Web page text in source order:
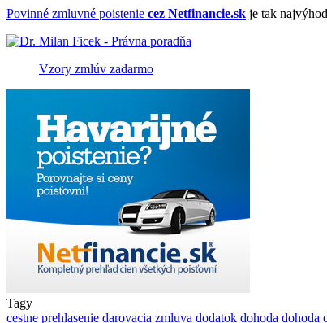
Povinné zmluvné poistenie cez Netfinancie.sk je tak
Vzory zmlúv zadarmo
Tagy
cestne prehlasenie darovacia zmluva dodatok dohoda dohoda